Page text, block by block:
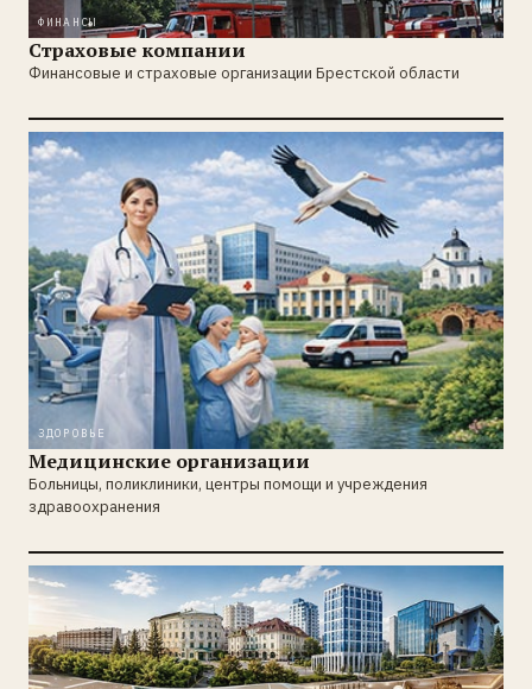
ФИНАНСЫ
Страховые компании
Финансовые и страховые организации Брестской области
ЗДОРОВЬЕ
Медицинские организации
Больницы, поликлиники, центры помощи и учреждения
здравоохранения